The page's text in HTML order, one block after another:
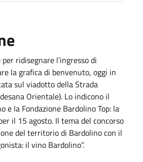
ridisegnare l’ingresso di
la grafica di benvenuto, oggi in
sul viadotto della Strada
Orientale). Lo indicono il
e la Fondazione Bardolino Top: la
il 15 agosto. Il tema del concorso
del territorio di Bardolino con il
il vino Bardolino”.